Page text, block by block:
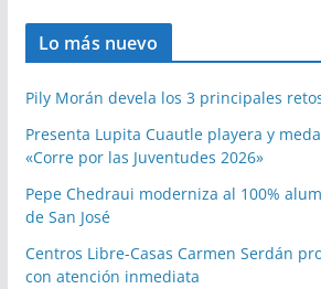
Lo más nuevo
Pily Morán devela los 3 principales
Presenta Lupita Cuautle playera y
«Corre por las Juventudes 2026»
Pepe Chedraui moderniza al 100%
de San José
Centros Libre-Casas Carmen Serdán
con atención inmediata